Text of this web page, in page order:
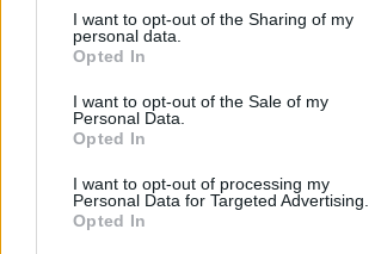
I want to opt-out of the Sharing of my
personal data.
Opted In
I want to opt-out of the Sale of my
Personal Data.
Opted In
I want to opt-out of processing my
Personal Data for Targeted Advertising.
Opted In
tartozik, melynek olvasása előfizetéses
regisztrációhoz kötött.
Az előfizetés a következőket
Portfolio.hu teljes cikkarchívum
Kötéslisták: BÉT elmúlt 2 év napon
kötéslistái